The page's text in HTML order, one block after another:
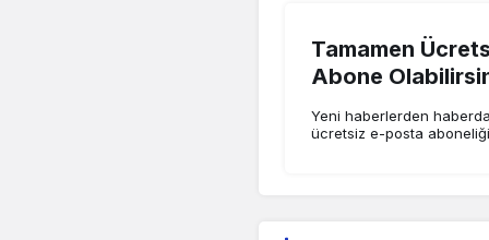
Tamamen
Abone
Yeni haberlerden
ücretsiz e-posta